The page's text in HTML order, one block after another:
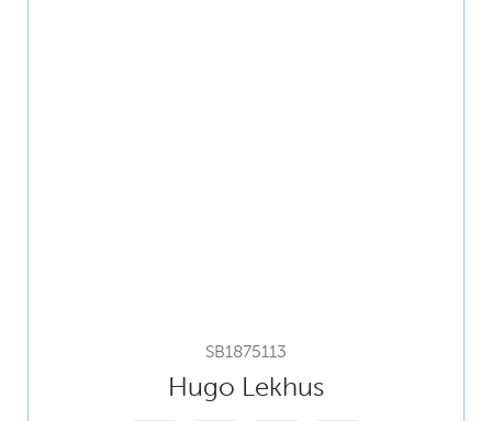
SB1875113
Hugo Lekhus